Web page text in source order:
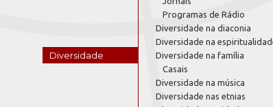
Diversidade
Programas de Rádio
Diversidade na diaconia
Diversidade na
Diversidade na família
Casais
Diversidade na música
Diversidade nas etnias